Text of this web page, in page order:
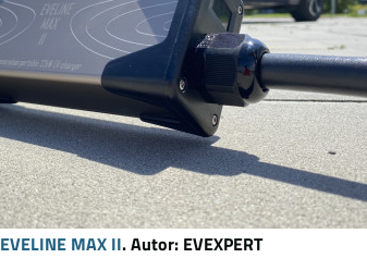
EVELINE MAX II. Autor: EVEXPERT